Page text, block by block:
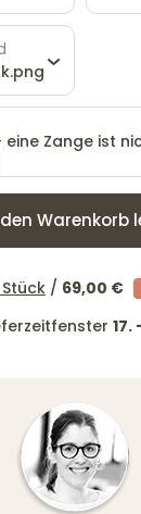
eine Zange ist
Warenkorb
/ 69,00 €
17.